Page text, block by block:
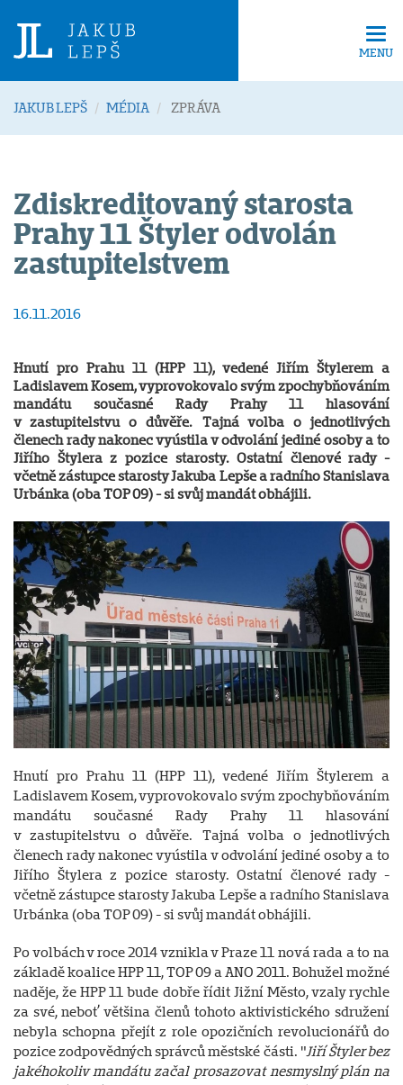
MENU
JAKUB LEPŠ MÉDIA ZPRÁVA
Zdiskreditovaný starosta
Prahy 11 Štyler odvolán
zastupitelstvem
16.11.2016
Hnutí pro Prahu 11 (HPP 11), vedené Jiřím Štylerem a
Ladislavem Kosem, vyprovokovalo svým zpochybňováním
mandátu současné Rady Prahy 11 hlasování
v zastupitelstvu o důvěře. Tajná volba o jednotlivých
členech rady nakonec vyústila v odvolání jediné osoby a to
Jiřího Štylera z pozice starosty. Ostatní členové rady -
včetně zástupce starosty Jakuba Lepše a radního Stanislava
Urbánka (oba TOP 09) - si svůj mandát obhájili.
Hnutí pro Prahu 11 (HPP 11), vedené Jiřím Štylerem a
Ladislavem Kosem, vyprovokovalo svým zpochybňováním
mandátu současné Rady Prahy 11 hlasování
v zastupitelstvu o důvěře. Tajná volba o jednotlivých
členech rady nakonec vyústila v odvolání jediné osoby a to
Jiřího Štylera z pozice starosty. Ostatní členové rady -
včetně zástupce starosty Jakuba Lepše a radního Stanislava
Urbánka (oba TOP 09) - si svůj mandát obhájili.
Po volbách v roce 2014 vznikla v Praze 11 nová rada a to na
základě koalice HPP 11, TOP 09 a ANO 2011. Bohužel možné
naděje, že HPP 11 bude dobře řídit Jižní Město, vzaly rychle
za své, neboť většina členů tohoto aktivistického sdružení
nebyla schopna přejít z role opozičních revolucionářů do
pozice zodpovědných správců městské části. "Jiří Štyler bez
jakéhokoliv mandátu začal prosazovat nesmyslný plán na